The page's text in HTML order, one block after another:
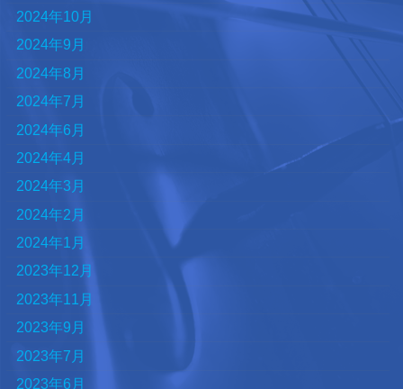
2024年10月
2024年9月
2024年8月
2024年7月
2024年6月
2024年4月
2024年3月
2024年2月
2024年1月
2023年12月
2023年11月
2023年9月
2023年7月
2023年6月